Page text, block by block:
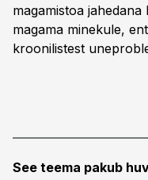
magamistoa jahedana
magama minekule,
kroonilistest
See teema pakub